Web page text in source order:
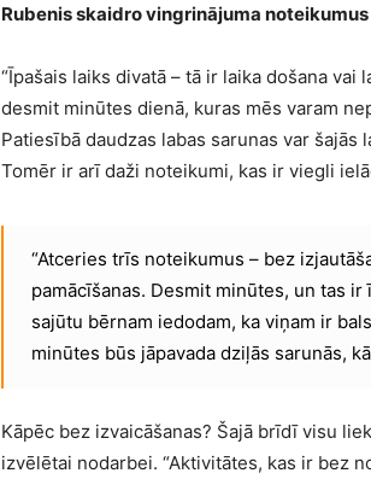
Rubenis skaidro vingrinājuma
“Īpašais laiks divatā – tā ir laika došana
desmit minūtes dienā, kuras mēs varam
Patiesībā daudzas labas sarunas var
Tomēr ir arī daži noteikumi, kas ir viegli
“Atceries trīs noteikumus – bez
pamācīšanas. Desmit minūtes, un tas
sajūtu bērnam iedodam, ka viņam ir
minūtes būs jāpavada dziļās sarunās,
Kāpēc bez izvaicāšanas? Šajā brīdī visu
izvēlētai nodarbei. “Aktivitātes, kas ir bez